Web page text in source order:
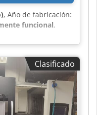
, Año de fabricación:
funcional,
de
de
vertical
con HEIDENHAIN
Estructura de
EROWA ITS
Clasificado